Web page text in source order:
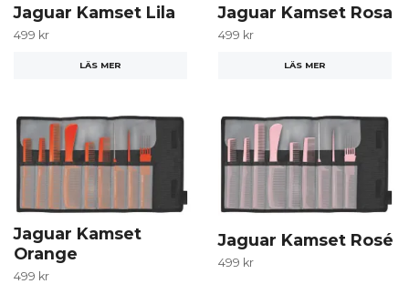
Jaguar Kamset Lila
499 kr
LÄS MER
Jaguar Kamset Rosa
499 kr
LÄS MER
Jaguar Kamset
Orange
499 kr
Jaguar Kamset Rosé
499 kr